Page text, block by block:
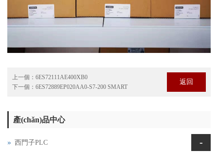
上一個： 6ES72111AE400XB0
下一個： 6ES72889EP020AA0-S7-200 SMART
返回
產(chǎn)品中心
西門子PLC -